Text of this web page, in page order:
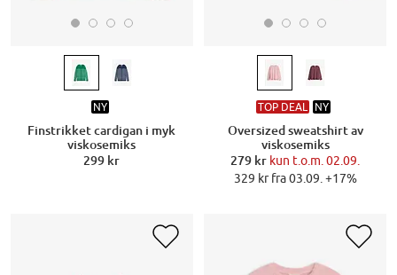
NY
Finstrikket cardigan i myk
viskosemiks
299 kr
TOP DEAL NY
Oversized sweatshirt av
viskosemiks
279 kr kun t.o.m. 02.09.
329 kr fra 03.09. +17%